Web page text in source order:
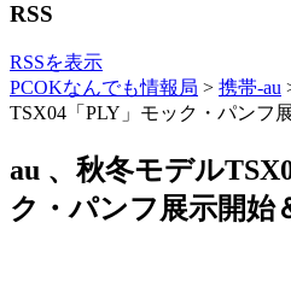
RSS
RSSを表示
PCOKなんでも情報局 > 携帯-au
TSX04「PLY」モック・パンフ
au 、秋冬モデル
ク・パンフ展示開始